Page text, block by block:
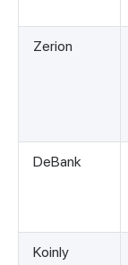
Zerion
DeBank
Koinly